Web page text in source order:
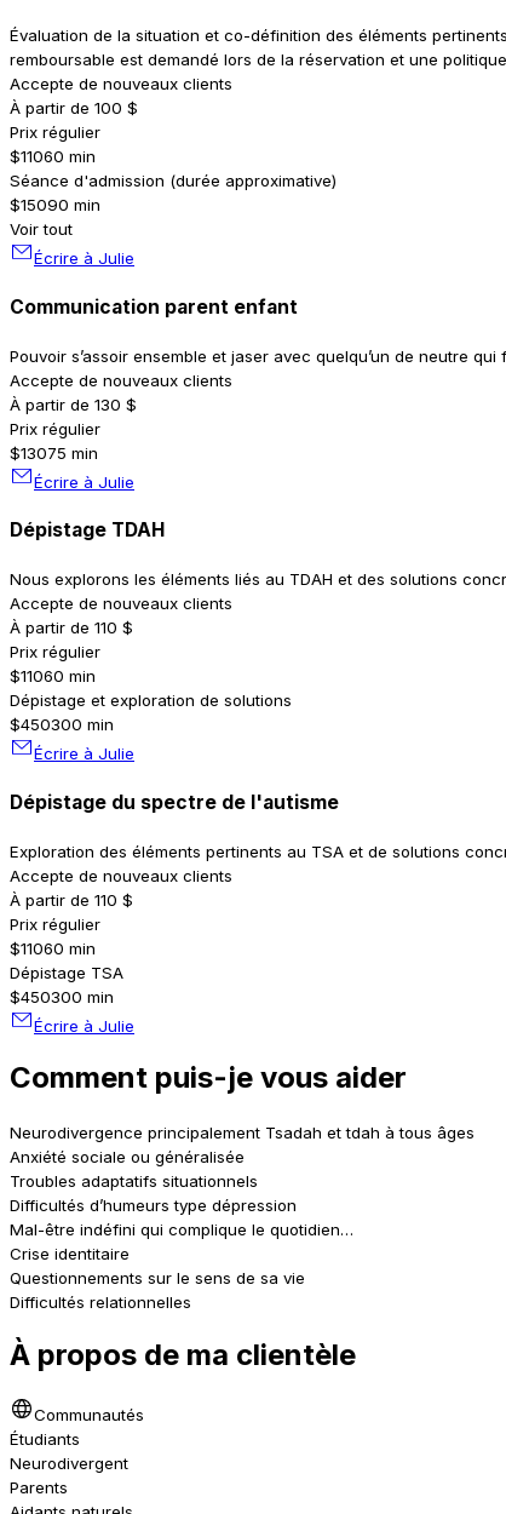
Évaluation de la situation et co-définition des éléments
remboursable est demandé lors de la réservation et une politique
Accepte de nouveaux clients
À partir de 100 $
Prix régulier
$11060 min
Séance d'admission (durée approximative)
$15090 min
Voir tout
Écrire à Julie
Communication parent enfant
Pouvoir s’assoir ensemble et jaser avec quelqu’un de neutre
Accepte de nouveaux clients
À partir de 130 $
Prix régulier
$13075 min
Écrire à Julie
Dépistage TDAH
Nous explorons les éléments liés au TDAH et des solutions
Accepte de nouveaux clients
À partir de 110 $
Prix régulier
$11060 min
Dépistage et exploration de solutions
$450300 min
Écrire à Julie
Dépistage du spectre de l'autisme
Exploration des éléments pertinents au TSA et de solutions
Accepte de nouveaux clients
À partir de 110 $
Prix régulier
$11060 min
Dépistage TSA
$450300 min
Écrire à Julie
Comment puis-je vous aider
Neurodivergence principalement Tsadah et tdah à tous âges
Anxiété sociale ou généralisée
Troubles adaptatifs situationnels
Difficultés d’humeurs type dépression
Mal-être indéfini qui complique le quotidien…
Crise identitaire
Questionnements sur le sens de sa vie
Difficultés relationnelles
À propos de ma clientèle
Communautés
Étudiants
Neurodivergent
Parents